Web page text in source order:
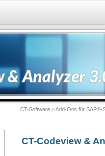
CT-Software >Add-Ons für SAP®-
CT-Codeview &